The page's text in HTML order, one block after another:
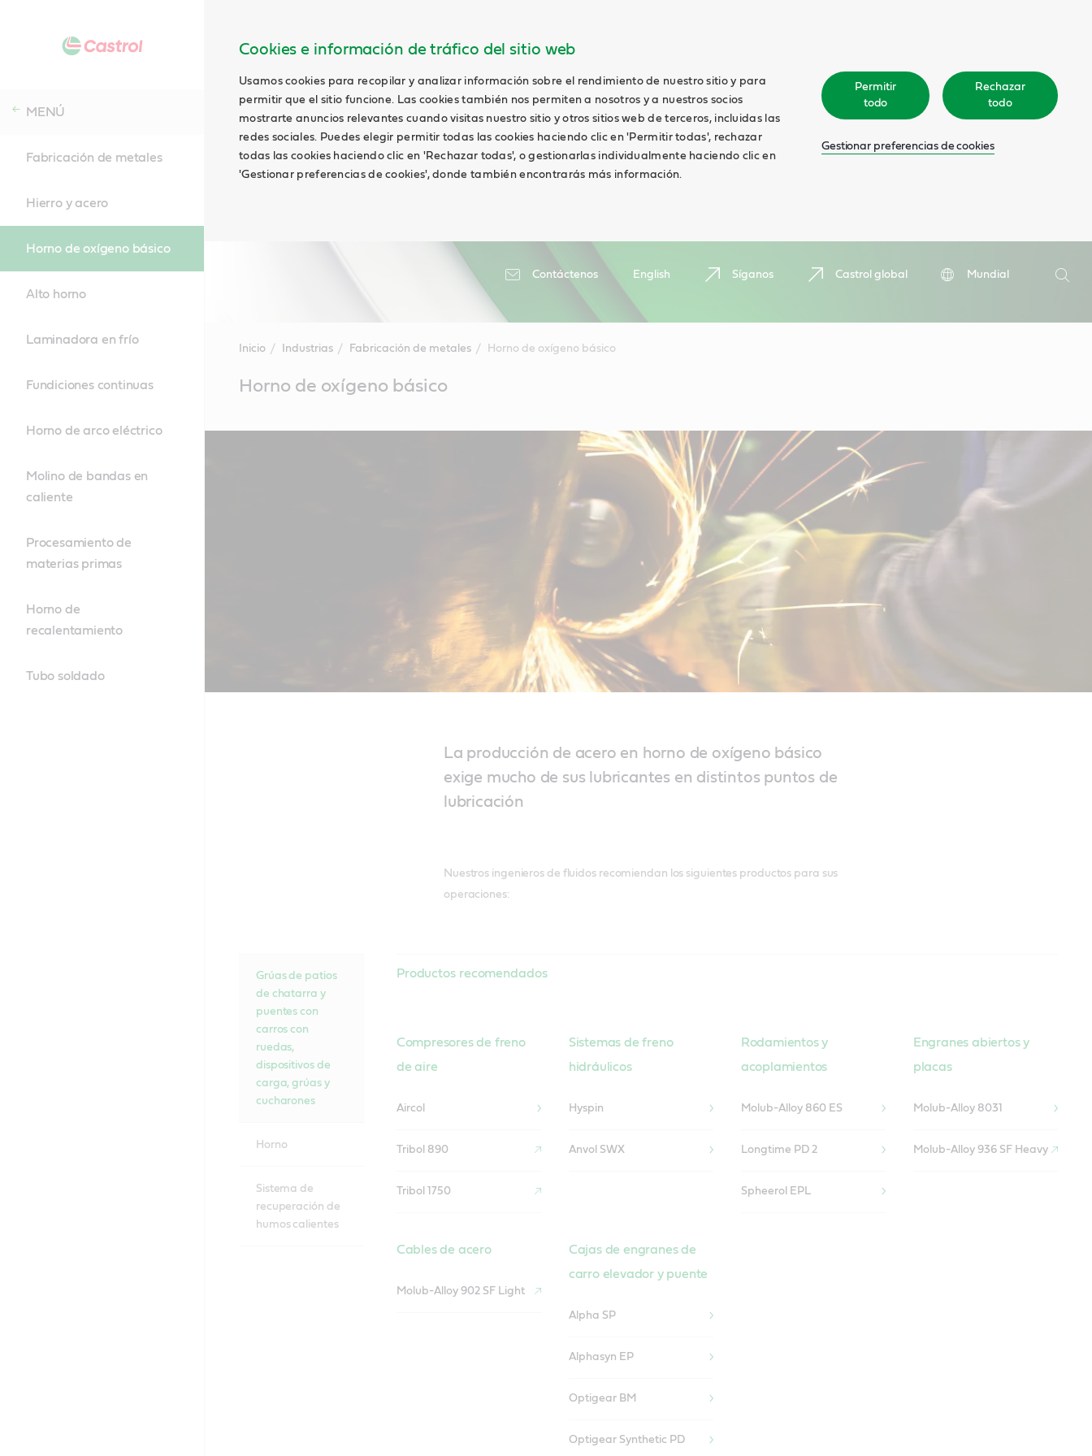
Cookies e información de tráfico del sitio web
Usamos cookies para recopilar y analizar información sobre el rendimiento de nuestro sitio y para
permitir que el sitio funcione. Las cookies también nos permiten a nosotros y a nuestros socios
mostrarte anuncios relevantes cuando visitas nuestro sitio y otros sitios web de terceros, incluidas las
redes sociales. Puedes elegir permitir todas las cookies haciendo clic en 'Permitir todas', rechazar
todas las cookies haciendo clic en 'Rechazar todas', o gestionarlas individualmente haciendo clic en
'Gestionar preferencias de cookies', donde también encontrarás más información.
Permitir
todo
Rechazar
todo
Gestionar preferencias de cookies
Contáctenos English Síganos Castrol global
Mundial
Search
MENÚ
Fabricación de metales
Hierro y acero
Horno de oxígeno básico
Alto horno
Laminadora en frío
Fundiciones continuas
Horno de arco eléctrico
Molino de bandas en
caliente
Procesamiento de
materias primas
Horno de
recalentamiento
Tubo soldado
Inicio Industrias Fabricación de metales Horno de oxígeno básico
ContentHorno de oxígeno básico
La producción de acero en horno de oxígeno básico
exige mucho de sus lubricantes en distintos puntos de
lubricación
Nuestros ingenieros de fluidos recomiendan los siguientes productos para sus
operaciones:
Grúas de patios
de chatarra y
puentes con
carros con
ruedas,
dispositivos de
carga, grúas y
cucharones
Horno
Sistema de
recuperación de
humos calientes
Productos recomendados
Compresores de freno
de aire
Aircol
Tribol 890
Tribol 1750
Sistemas de freno
hidráulicos
Hyspin
Anvol SWX
Rodamientos y
acoplamientos
Molub-Alloy 860 ES
Longtime PD 2
Spheerol EPL
Engranes abiertos y
placas
Molub-Alloy 8031
Molub-Alloy 936 SF Heavy
Cables de acero
Molub-Alloy 902 SF Light
Cajas de engranes de
carro elevador y puente
Alpha SP
Alphasyn EP
Optigear BM
Optigear Synthetic PD